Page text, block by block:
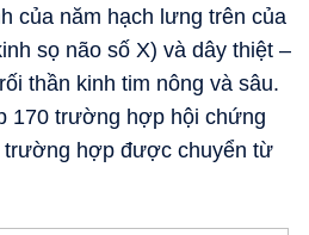
của năm hạch lưng trên của
sọ não số X) và dây thiệt –
thần kinh tim nông và sâu.
170 trường hợp hội chứng
trường hợp được chuyển từ